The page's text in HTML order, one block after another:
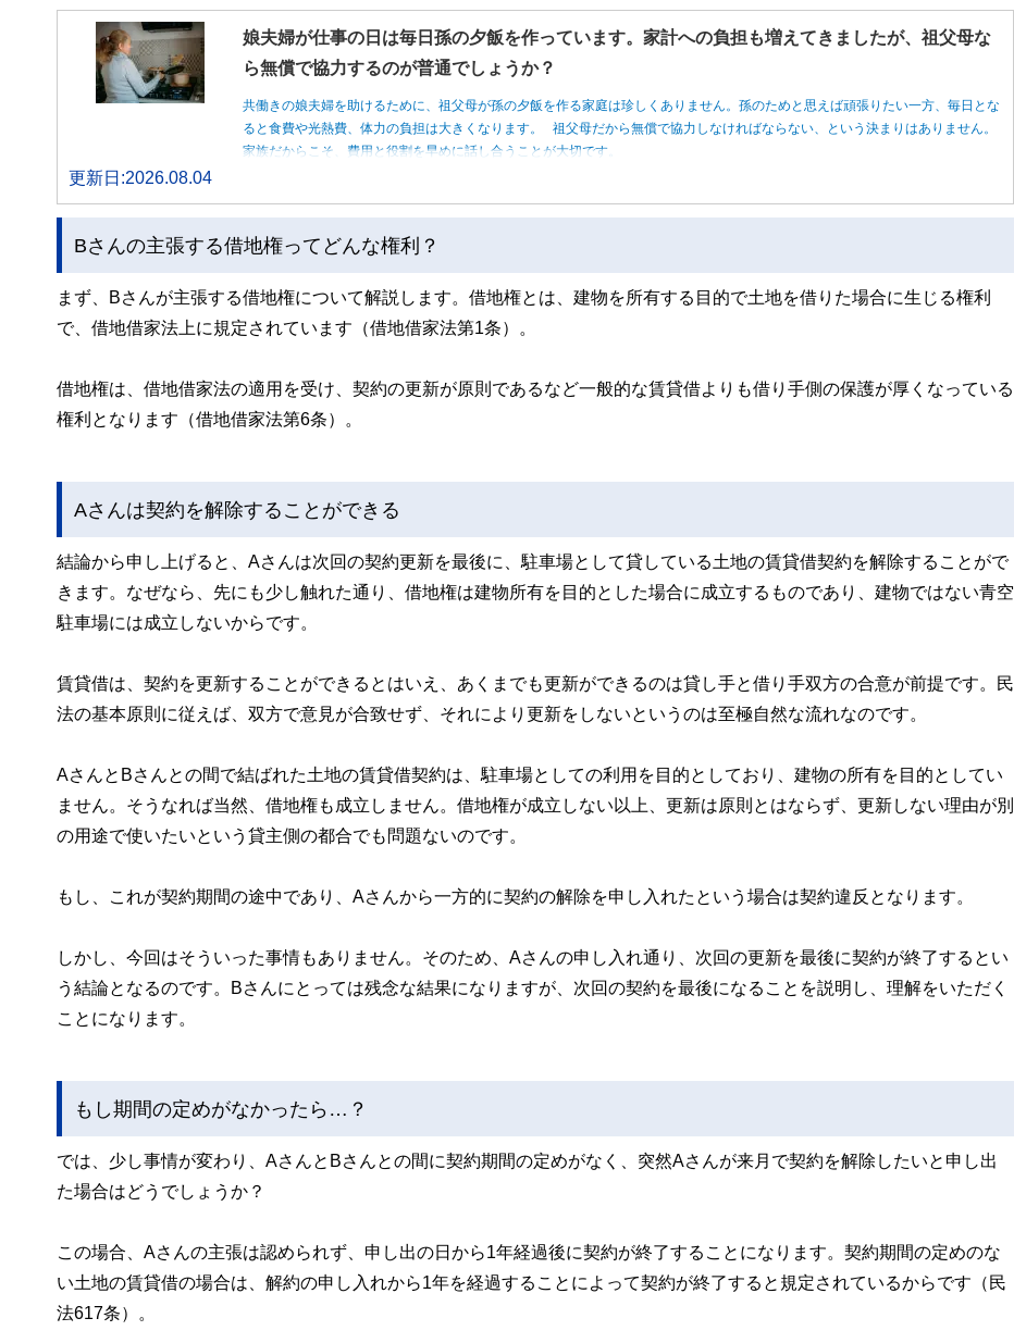
娘夫婦が仕事の日は毎日孫の夕飯を作っています。家計への負担も増えてきましたが、祖父母な
ら無償で協力するのが普通でしょうか？
共働きの娘夫婦を助けるために、祖父母が孫の夕飯を作る家庭は珍しくありません。孫のためと思えば頑張りたい一方、毎日とな
ると食費や光熱費、体力の負担は大きくなります。 祖父母だから無償で協力しなければならない、という決まりはありません。
家族だからこそ、費用と役割を早めに話し合うことが大切です。
更新日:2026.08.04
Bさんの主張する借地権ってどんな権利？
まず、Bさんが主張する借地権について解説します。借地権とは、建物を所有する目的で土地を借りた場合に生じる権利
で、借地借家法上に規定されています（借地借家法第1条）。
借地権は、借地借家法の適用を受け、契約の更新が原則であるなど一般的な賃貸借よりも借り手側の保護が厚くなっている
権利となります（借地借家法第6条）。
Aさんは契約を解除することができる
結論から申し上げると、Aさんは次回の契約更新を最後に、駐車場として貸している土地の賃貸借契約を解除することがで
きます。なぜなら、先にも少し触れた通り、借地権は建物所有を目的とした場合に成立するものであり、建物ではない青空
駐車場には成立しないからです。
賃貸借は、契約を更新することができるとはいえ、あくまでも更新ができるのは貸し手と借り手双方の合意が前提です。民
法の基本原則に従えば、双方で意見が合致せず、それにより更新をしないというのは至極自然な流れなのです。
AさんとBさんとの間で結ばれた土地の賃貸借契約は、駐車場としての利用を目的としており、建物の所有を目的としてい
ません。そうなれば当然、借地権も成立しません。借地権が成立しない以上、更新は原則とはならず、更新しない理由が別
の用途で使いたいという貸主側の都合でも問題ないのです。
もし、これが契約期間の途中であり、Aさんから一方的に契約の解除を申し入れたという場合は契約違反となります。
しかし、今回はそういった事情もありません。そのため、Aさんの申し入れ通り、次回の更新を最後に契約が終了するとい
う結論となるのです。Bさんにとっては残念な結果になりますが、次回の契約を最後になることを説明し、理解をいただく
ことになります。
もし期間の定めがなかったら…？
では、少し事情が変わり、AさんとBさんとの間に契約期間の定めがなく、突然Aさんが来月で契約を解除したいと申し出
た場合はどうでしょうか？
この場合、Aさんの主張は認められず、申し出の日から1年経過後に契約が終了することになります。契約期間の定めのな
い土地の賃貸借の場合は、解約の申し入れから1年を経過することによって契約が終了すると規定されているからです（民
法617条）。